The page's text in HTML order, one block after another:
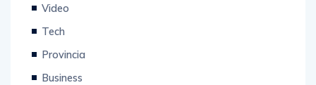
Video
Tech
Provincia
Business